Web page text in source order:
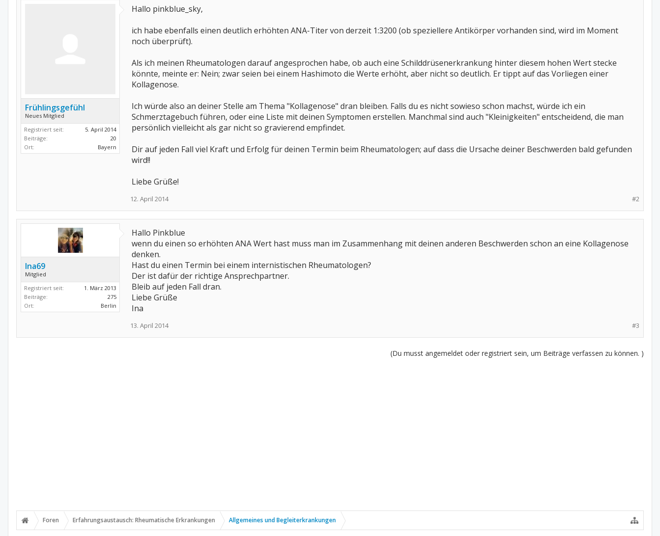
Frühlingsgefühl
Neues Mitglied
Registriert seit:
5. April 2014
Beiträge:
20
Ort:
Bayern
Hallo pinkblue_sky,
ich habe ebenfalls einen deutlich erhöhten ANA-Titer von derzeit 1:3200 (ob speziellere Antikörper vorhanden sind, wird im Moment
noch überprüft).
Als ich meinen Rheumatologen darauf angesprochen habe, ob auch eine Schilddrüsenerkrankung hinter diesem hohen Wert stecke
könnte, meinte er: Nein; zwar seien bei einem Hashimoto die Werte erhöht, aber nicht so deutlich. Er tippt auf das Vorliegen einer
Kollagenose.
Ich würde also an deiner Stelle am Thema "Kollagenose" dran bleiben. Falls du es nicht sowieso schon machst, würde ich ein
Schmerztagebuch führen, oder eine Liste mit deinen Symptomen erstellen. Manchmal sind auch "Kleinigkeiten" entscheidend, die man
persönlich vielleicht als gar nicht so gravierend empfindet.
Dir auf jeden Fall viel Kraft und Erfolg für deinen Termin beim Rheumatologen; auf dass die Ursache deiner Beschwerden bald gefunden
wird!!
Liebe Grüße!
#2
12. April 2014
Ina69
Mitglied
Registriert seit:
1. März 2013
Beiträge:
275
Ort:
Berlin
Hallo Pinkblue
wenn du einen so erhöhten ANA Wert hast muss man im Zusammenhang mit deinen anderen Beschwerden schon an eine Kollagenose
denken.
Hast du einen Termin bei einem internistischen Rheumatologen?
Der ist dafür der richtige Ansprechpartner.
Bleib auf jeden Fall dran.
Liebe Grüße
Ina
#3
13. April 2014
(Du musst angemeldet oder registriert sein, um Beiträge verfassen zu können. )
Foren Erfahrungsaustausch: Rheumatische Erkrankungen Allgemeines und Begleiterkrankungen